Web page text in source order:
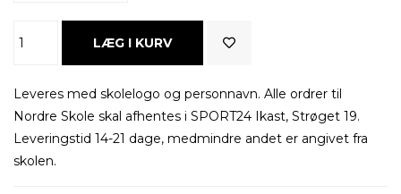
Leveres med skolelogo og personnavn. Alle ordrer til
Nordre Skole skal afhentes i SPORT24 Ikast, Strøget 19.
Leveringstid 14-21 dage, medmindre andet er angivet fra
skolen.